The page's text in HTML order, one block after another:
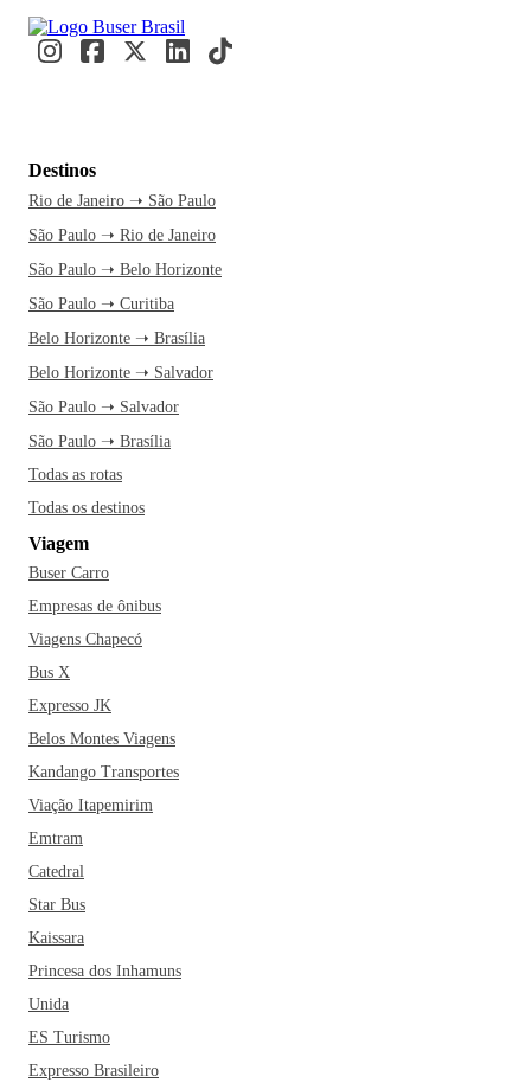
Destinos
Rio de Janeiro ➝ São Paulo
São Paulo ➝ Rio de Janeiro
São Paulo ➝ Belo Horizonte
São Paulo ➝ Curitiba
Belo Horizonte ➝ Brasília
Belo Horizonte ➝ Salvador
São Paulo ➝ Salvador
São Paulo ➝ Brasília
Todas as rotas
Todas os destinos
Viagem
Buser Carro
Empresas de ônibus
Viagens Chapecó
Bus X
Expresso JK
Belos Montes Viagens
Kandango Transportes
Viação Itapemirim
Emtram
Catedral
Star Bus
Kaissara
Princesa dos Inhamuns
Unida
ES Turismo
Expresso Brasileiro